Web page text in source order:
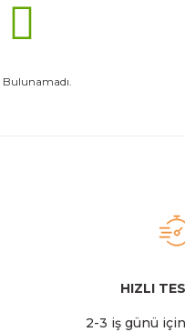
HIZLI
2-3 iş günü